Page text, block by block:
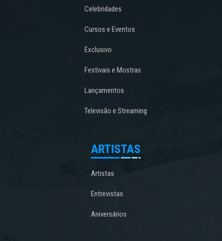
Celebridades
Cursos e Eventos
Exclusivo
Festivais e Mostras
Lançamentos
Televisão e Streaming
ARTISTAS
Artistas
Entrevistas
Aniversários